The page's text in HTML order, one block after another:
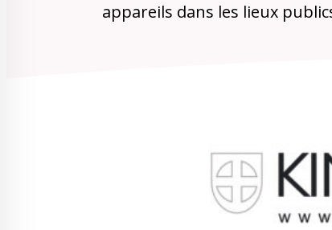
appareils dans les lieux